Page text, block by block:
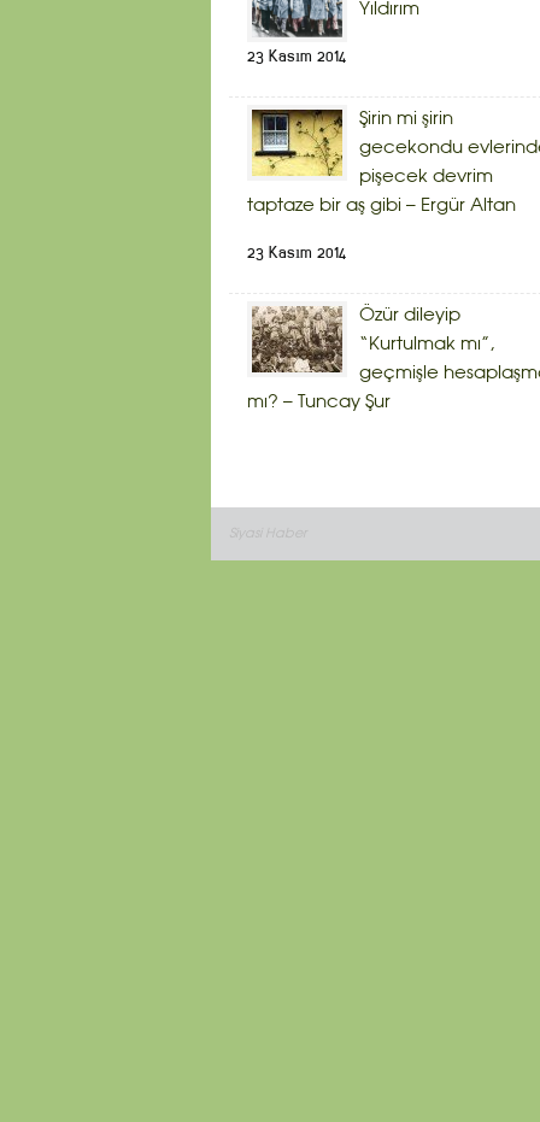
Yıldırım
23 Kasım 2014
Şirin mi şirin
gecekondu
pişecek devrim
taptaze bir aş gibi – Ergür Altan
23 Kasım 2014
Özür dileyip
“Kurtulmak mı”,
geçmişle
mı? – Tuncay Şur
Siyasi Haber